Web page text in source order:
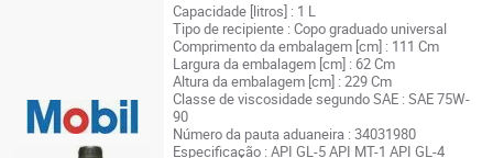
Capacidade [litros] : 1 L
Tipo de recipiente : Copo graduado universal
Comprimento da embalagem [cm] : 111 Cm
Largura da embalagem [cm] : 62 Cm
Altura da embalagem [cm] : 229 Cm
Classe de viscosidade segundo SAE : SAE 75W-
90
Número da pauta aduaneira : 34031980
Especificação : API GL-5 API MT-1 API GL-4